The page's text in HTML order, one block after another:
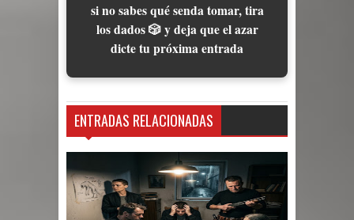
si no sabes qué senda tomar, tira
los dados 🎲 y deja que el azar
dicte tu próxima entrada
ENTRADAS RELACIONADAS